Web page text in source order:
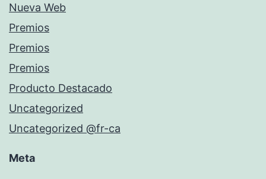
Nueva Web
Premios
Premios
Premios
Producto Destacado
Uncategorized
Uncategorized @fr-ca
Meta